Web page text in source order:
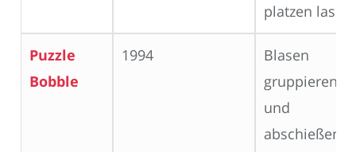
platzen
Puzzle
Bobble
1994
Blasen
gruppieren
und
abschießen